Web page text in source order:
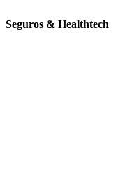
Seguros & Healthtech